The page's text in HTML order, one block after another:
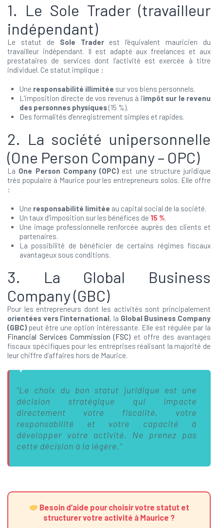
1. Le Sole Trader (travailleur
indépendant)
Le statut de Sole Traderest l’équivalent mauricien du
travailleur indépendant. Il est adapté aux freelances et aux
prestataires de services dont l’activité est exercée à titre
individuel. Ce statut implique :
Une responsabilité illimitée sur vos biens personnels.
L’imposition directe de vos revenus à l’impôt sur le revenu
des personnes physiques(15 %).
Des formalités d’enregistrement simples et rapides.
2. La société unipersonnelle
(One Person Company – OPC)
La One Person Company (OPC) est une structure juridique
très populaire à Maurice pour les entrepreneurs solos. Elle offre
:
Une responsabilité limitée au capital social de la société.
Un taux d’imposition sur les bénéfices de 15 %.
Une image professionnelle renforcée auprès des clients et
partenaires.
La possibilité de bénéficier de certains régimes fiscaux
avantageux sous conditions.
3. La Global Business
Company (GBC)
Pour les entrepreneurs dont les activités sont principalement
orientées vers l’international, la Global Business Company
(GBC) peut être une option intéressante. Elle est régulée par la
Financial Services Commission (FSC) et offre des avantages
fiscaux spécifiques pour les entreprises réalisant la majorité de
leur chiffre d’affaires hors de Maurice.
“Le choix du bon statut juridique est une
décision stratégique qui impacte
directement votre fiscalité, votre
responsabilité et votre capacité à
développer votre activité. Ne prenez pas
cette décision à la légère.”
Besoin d’aide pour choisir votre statut et
structurer votre activité à Maurice ?